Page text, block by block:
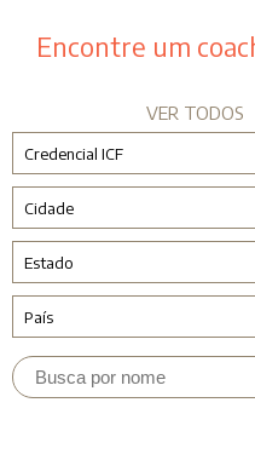
Encontre um
VER TODOS